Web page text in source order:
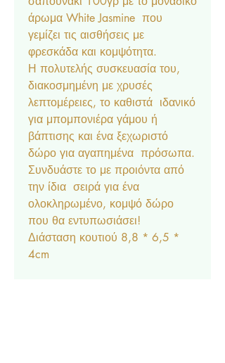
άρωμα White Jasmine που
γεμίζει τις αισθήσεις με
φρεσκάδα και κομψότητα.
Η πολυτελής συσκευασία του,
διακοσμημένη με χρυσές
λεπτομέρειες, το καθιστά ιδανικό
για μπομπονιέρα γάμου ή
βάπτισης και ένα ξεχωριστό
δώρο για αγαπημένα πρόσωπα.
Συνδυάστε το με προιόντα από
την ίδια σειρά για ένα
ολοκληρωμένο, κομψό δώρο
που θα εντυπωσιάσει!
Διάσταση κουτιού 8,8 * 6,5 *
4cm